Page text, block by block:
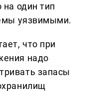
на один тип
уязвимыми.
что при
надо
запасы